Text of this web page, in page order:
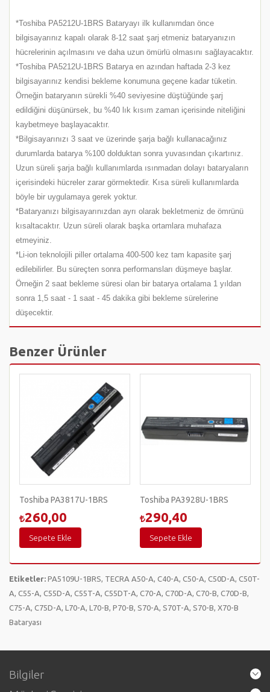
*Toshiba PA5212U-1BRS Bataryayı ilk kullanımdan önce
bilgisayarınız kapalı olarak 8-12 saat şarj etmeniz bataryanızın
hücrelerinin açılmasını ve daha uzun ömürlü olmasını sağlayacaktır.
*Toshiba PA5212U-1BRS Batarya en azından haftada 2-3 kez
bilgisayarınız kendisi bekleme konumuna geçene kadar tüketin.
Örneğin bataryanın sürekli %40 seviyesine düştüğünde şarj
edildiğini düşünürsek, bu %40 lık kısım zaman içerisinde niteliğini
kaybetmeye başlayacaktır.
*Bilgisayarınızı 3 saat ve üzerinde şarja bağlı kullanacağınız
durumlarda batarya %100 dolduktan sonra yuvasından çıkartınız.
Uzun süreli şarja bağlı kullanımlarda ısınmadan dolayı bataryaların
içerisindeki hücreler zarar görmektedir. Kısa süreli kullanımlarda
böyle bir uygulamaya gerek yoktur.
*Bataryanızı bilgisayarınızdan ayrı olarak bekletmeniz de ömrünü
kısaltacaktır. Uzun süreli olarak başka ortamlara muhafaza
etmeyiniz.
*Li-ion teknolojili piller ortalama 400-500 kez tam kapasite şarj
edilebilirler. Bu süreçten sonra performansları düşmeye başlar.
Örneğin 2 saat bekleme süresi olan bir batarya ortalama 1 yıldan
sonra 1,5 saat - 1 saat - 45 dakika gibi bekleme sürelerine
düşecektir.
Benzer Ürünler
Toshiba PA3817U-1BRS
260,00
Sepete Ekle
Toshiba PA3928U-1BRS
290,40
Sepete Ekle
Etiketler: PA5109U-1BRS, TECRA A50-A, C40-A, C50-A, C50D-A, C50T-
A, C55-A, C55D-A, C55T-A, C55DT-A, C70-A, C70D-A, C70-B, C70D-B,
C75-A, C75D-A, L70-A, L70-B, P70-B, S70-A, S70T-A, S70-B, X70-B
Bataryası
Bilgiler